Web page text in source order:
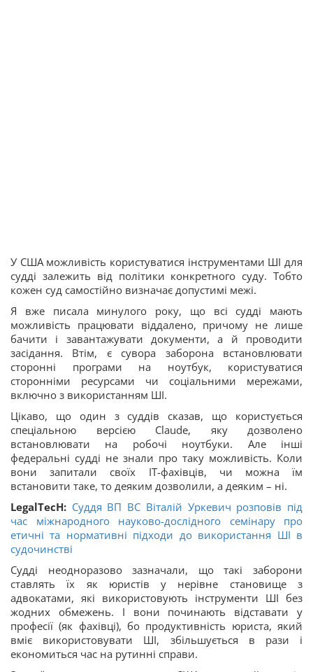
У США можливість користуватися інструментами ШІ для
судді залежить від політики конкретного суду. Тобто
кожен суд самостійно визначає допустимі межі.
Я вже писала минулого року, що всі судді мають
можливість працювати віддалено, причому не лише
бачити і завантажувати документи, а й проводити
засідання. Втім, є сувора заборона встановлювати
сторонні програми на ноутбук, користуватися
сторонніми ресурсами чи соціальними мережами,
включно з використанням ШІ.
Цікаво, що один з суддів сказав, що користується
спеціальною версією Claude, яку дозволено
встановлювати на робочі ноутбуки. Але інші
федеральні судді не знали про таку можливість. Коли
вони запитали своїх ІТ-фахівців, чи можна їм
встановити таке, то деяким дозволили, а деяким – ні.
LegalTecH: Суддя ВП ВС Віталій Уркевич розповів під
час міжнародного науково-дослідного семінару про
етичні та нормативні підходи до використання ШІ в
судочинстві
Судді неодноразово зазначали, що такі заборони
ставлять їх як юристів у нерівне становище з
адвокатами, які використовують інструменти ШІ без
жодних обмежень. І вони починають відставати у
професії (як фахівці), бо продуктивність юриста, який
вміє використовувати ШІ, збільшується в рази і
економиться час на рутинні справи.